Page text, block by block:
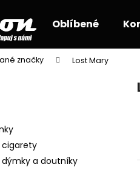
Oblíbené
značky Lost Mary
cigarety
dýmky a doutníky